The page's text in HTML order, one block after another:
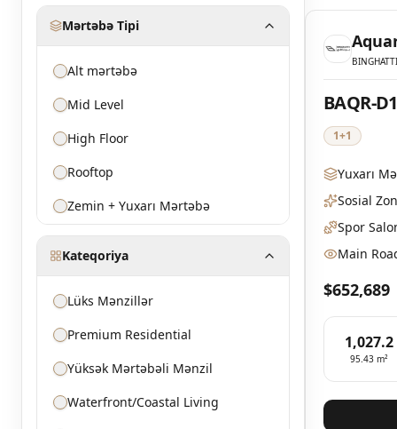
3 Yataq Otaqlı Ev
4 Yataq
5 Yataq Odlusu Villa
6 Yataq
4 Yataq Odlusu Townhouse
3 Yataq Odlulu Duplex
4 Yataq Otaqlı Villa
3 Yataqlı Villa
Mərtəbə Tipi
Alt mərtəbə
Mid Level
High Floor
Rooftop
Zemin + Yuxarı Mərtəbə
Kateqoriya
Lüks Mənzillər
Premium Residential
Yüksək Mərtəbəli Mənzil
Waterfront/Coastal Living
BINGHATTI
BAQR-
1+1
Yuxarı
Sosial
Spor
Main
$652,689
1,027.2
95.43 m²